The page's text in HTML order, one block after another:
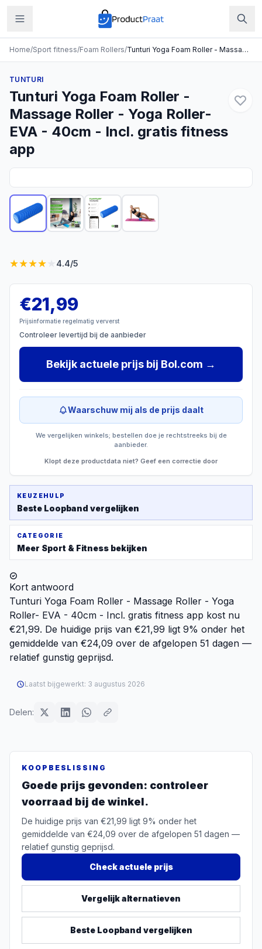
Home/Sport fitness/Foam Rollers/ Tunturi Yoga Foam Roller - Massage Roller - Yoga Roller- EVA - 40cm - Incl. gratis fitness app
TUNTURI
Tunturi Yoga Foam Roller -
Massage Roller - Yoga Roller-
EVA - 40cm - Incl. gratis fitness
app
★★★★ 4.4/5
€21,99
Prijsinformatie regelmatig ververst
Controleer levertijd bij de aanbieder
Bekijk actuele prijs bij Bol.com →
Waarschuw mij als de prijs daalt
We vergelijken winkels; bestellen doe je rechtstreeks bij de
aanbieder.
Klopt deze productdata niet? Geef een correctie door
KEUZEHULP
Beste Loopband vergelijken
CATEGORIE
Meer Sport & Fitness bekijken
Kort antwoord
Tunturi Yoga Foam Roller - Massage Roller - Yoga
Roller- EVA - 40cm - Incl. gratis fitness app kost nu
€21,99. De huidige prijs van €21,99 ligt 9% onder het
gemiddelde van €24,09 over de afgelopen 51 dagen —
relatief gunstig geprijsd.
Laatst bijgewerkt: 3 augustus 2026
Delen:
KOOPBESLISSING
Goede prijs gevonden: controleer
voorraad bij de winkel.
De huidige prijs van €21,99 ligt 9% onder het
gemiddelde van €24,09 over de afgelopen 51 dagen —
relatief gunstig geprijsd.
Check actuele prijs
Vergelijk alternatieven
Beste Loopband vergelijken